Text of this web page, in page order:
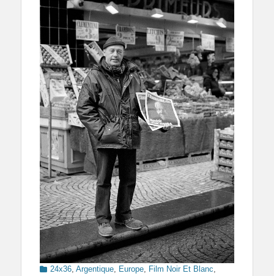
Categories
24x36, Argentique, Europe, Film Noir Et Blanc,